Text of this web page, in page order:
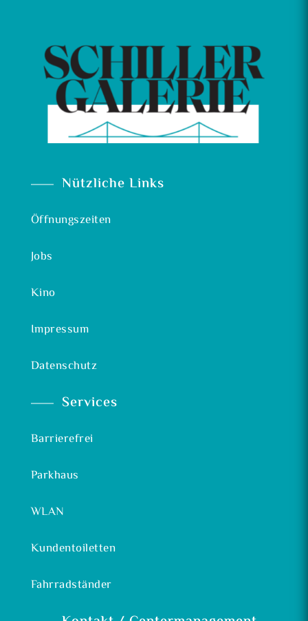
Nützliche Links
Öffnungszeiten
Jobs
Kino
Impressum
Datenschutz
Services
Barrierefrei
Parkhaus
WLAN
Kundentoiletten
Fahrradständer